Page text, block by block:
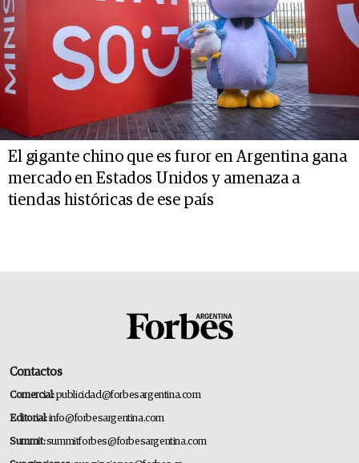
El gigante chino que es furor en Argentina gana
mercado en Estados Unidos y amenaza a
tiendas históricas de ese país
Contactos
Comercial:publicidad@forbesargentina.com
Editorial:info@forbesargentina.com
Summit:summitforbes@forbesargentina.com